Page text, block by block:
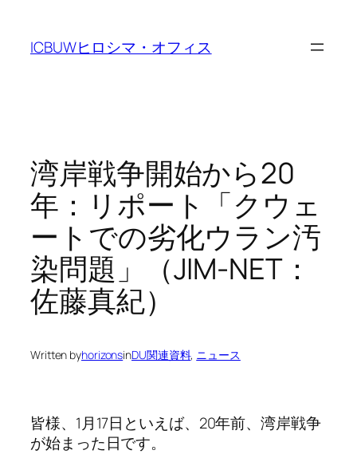
content
ICBUWヒロシマ・オフィス
湾岸戦争開始から20
年：リポート「クウェ
ートでの劣化ウラン汚
染問題」（JIM-NET：
佐藤真紀）
Written byhorizonsinDU関連資料, ニュース
皆様、1月17日といえば、20年前、湾岸戦争
が始まった日です。